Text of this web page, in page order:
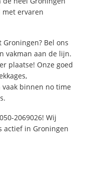
ervaren
Bel ons
vakman aan de lijn.
plaatse! Onze goed
binnen no time
2069026! Wij
actief in Groningen